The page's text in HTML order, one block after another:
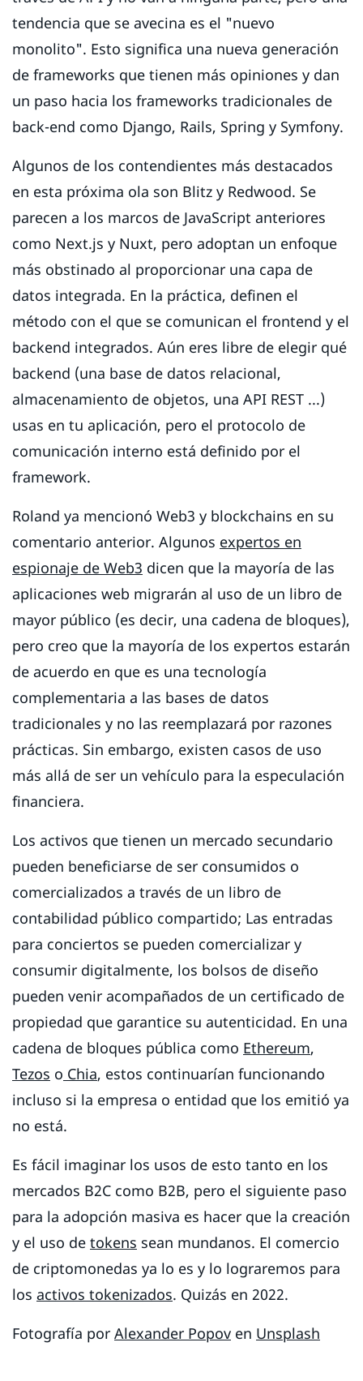
tendencia que se avecina es el "nuevo
monolito". Esto significa una nueva generación
de frameworks que tienen más opiniones y dan
un paso hacia los frameworks tradicionales de
back-end como Django, Rails, Spring y Symfony.
Algunos de los contendientes más destacados
en esta próxima ola son Blitz y Redwood. Se
parecen a los marcos de JavaScript anteriores
como Next.js y Nuxt, pero adoptan un enfoque
más obstinado al proporcionar una capa de
datos integrada. En la práctica, definen el
método con el que se comunican el frontend y el
backend integrados. Aún eres libre de elegir qué
backend (una base de datos relacional,
almacenamiento de objetos, una API REST ...)
usas en tu aplicación, pero el protocolo de
comunicación interno está definido por el
framework.
Roland ya mencionó Web3 y blockchains en su
comentario anterior. Algunos expertos en
espionaje de Web3 dicen que la mayoría de las
aplicaciones web migrarán al uso de un libro de
mayor público (es decir, una cadena de bloques),
pero creo que la mayoría de los expertos estarán
de acuerdo en que es una tecnología
complementaria a las bases de datos
tradicionales y no las reemplazará por razones
prácticas. Sin embargo, existen casos de uso
más allá de ser un vehículo para la especulación
financiera.
Los activos que tienen un mercado secundario
pueden beneficiarse de ser consumidos o
comercializados a través de un libro de
contabilidad público compartido; Las entradas
para conciertos se pueden comercializar y
consumir digitalmente, los bolsos de diseño
pueden venir acompañados de un certificado de
propiedad que garantice su autenticidad. En una
cadena de bloques pública como Ethereum,
Tezos o Chia, estos continuarían funcionando
incluso si la empresa o entidad que los emitió ya
no está.
Es fácil imaginar los usos de esto tanto en los
mercados B2C como B2B, pero el siguiente paso
para la adopción masiva es hacer que la creación
y el uso de tokens sean mundanos. El comercio
de criptomonedas ya lo es y lo lograremos para
los activos tokenizados. Quizás en 2022.
Fotografía por Alexander Popov en Unsplash